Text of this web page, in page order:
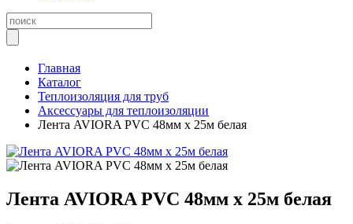
Главная
Каталог
Теплоизоляция для труб
Аксессуары для теплоизоляции
Лента AVIORA PVC 48мм х 25м белая
Лента AVIORA PVC 48мм х 25м белая